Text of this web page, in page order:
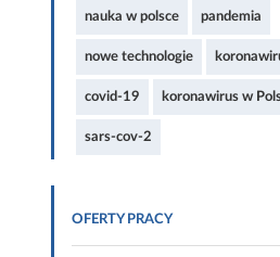
nauka w polsce pandemia
nowe technologie
covid-19 koronawirus w
sars-cov-2
OFERTY PRACY